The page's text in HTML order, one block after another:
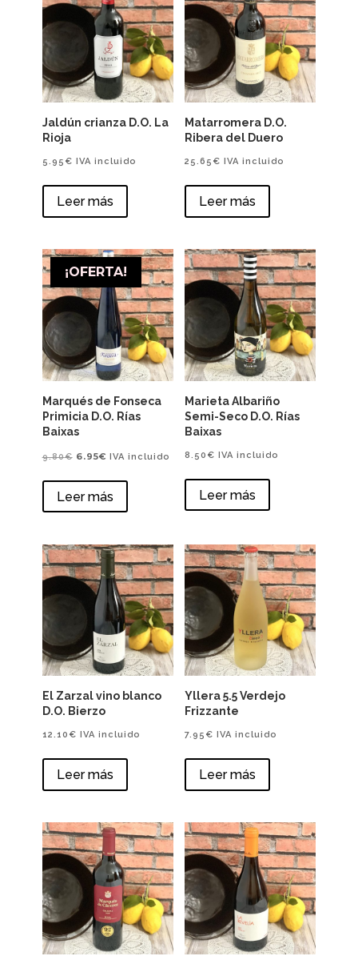
Jaldún crianza D.O. La
Rioja
5.95 € IVA incluido
Leer más
Matarromera D.O.
Ribera del Duero
25.65 € IVA incluido
Leer más
¡OFERTA!
Marqués de Fonseca
Primicia D.O. Rías
Baixas
9.80€ El
original
6.95€El
actual
IVA incluido
Leer más
Marieta Albariño
Semi-Seco D.O. Rías
Baixas
8.50 € IVA incluido
Leer más
El Zarzal vino blanco
D.O. Bierzo
12.10 € IVA incluido
Leer más
Yllera 5.5 Verdejo
Frizzante
7.95 € IVA incluido
Leer más